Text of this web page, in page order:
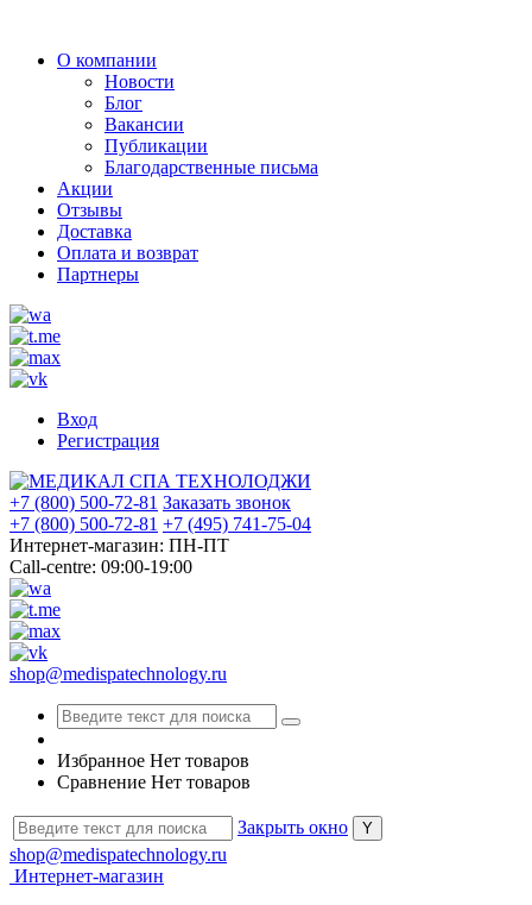
О компании
Новости
Блог
Вакансии
Публикации
Благодарственные письма
Акции
Отзывы
Доставка
Оплата и возврат
Партнеры
Вход
Регистрация
+7 (800) 500-72-81 Заказать звонок
+7 (800) 500-72-81 +7 (495) 741-75-04
Интернет-магазин: ПН-ПТ
Call-centre: 09:00-19:00
shop@medispatechnology.ru
Избранное Нет товаров
Сравнение Нет товаров
Закрыть окно
shop@medispatechnology.ru
Интернет-магазин